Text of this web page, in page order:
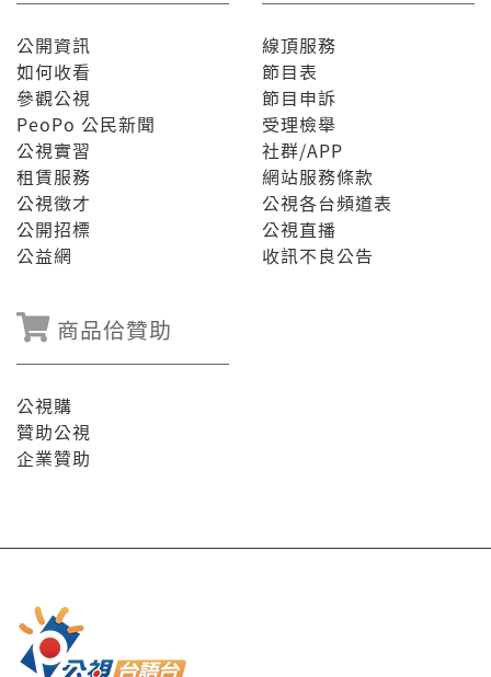
公開資訊
如何收看
參觀公視
PeoPo 公民新聞
公視實習
租賃服務
公視徵才
公開招標
公益網
線頂服務
節目表
節目申訴
受理檢舉
社群/APP
網站服務條款
公視各台頻道表
公視直播
收訊不良公告
商品佮贊助
公視購
贊助公視
企業贊助